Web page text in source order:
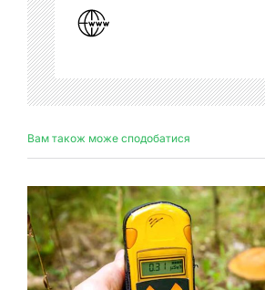
Вам також може сподобатися